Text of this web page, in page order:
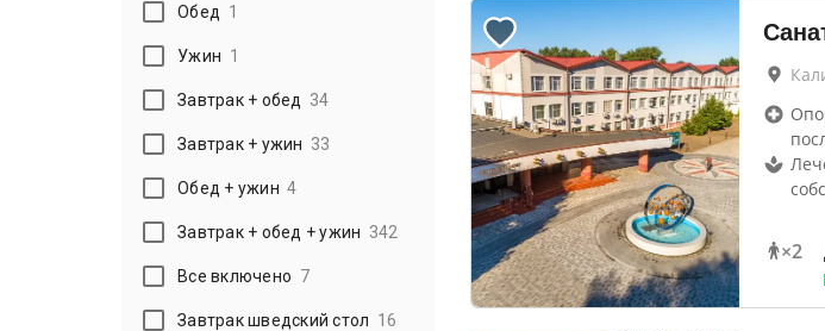
Обед 1
Ужин 1
Завтрак + обед 34
Завтрак + ужин 33
Обед + ужин 4
Завтрак + обед + ужин 342
Все включено 7
Завтрак шведский стол 16
×2